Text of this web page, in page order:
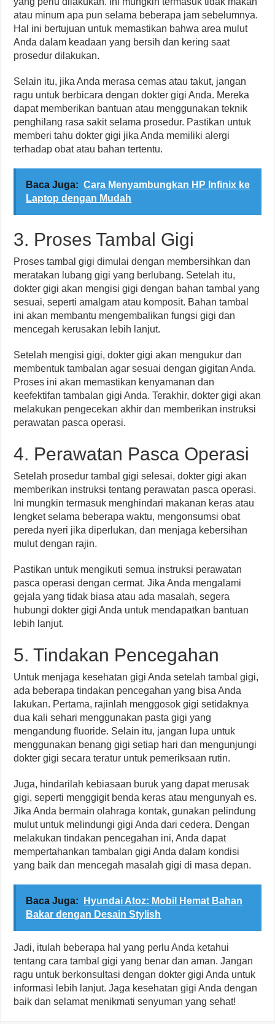
atau minum apa pun selama beberapa jam sebelumnya.
Hal ini bertujuan untuk memastikan bahwa area mulut
Anda dalam keadaan yang bersih dan kering saat
prosedur dilakukan.
Selain itu, jika Anda merasa cemas atau takut, jangan
ragu untuk berbicara dengan dokter gigi Anda. Mereka
dapat memberikan bantuan atau menggunakan teknik
penghilang rasa sakit selama prosedur. Pastikan untuk
memberi tahu dokter gigi jika Anda memiliki alergi
terhadap obat atau bahan tertentu.
Baca Juga: Cara Menyambungkan HP Infinix ke
Laptop dengan Mudah
3. Proses Tambal Gigi
Proses tambal gigi dimulai dengan membersihkan dan
meratakan lubang gigi yang berlubang. Setelah itu,
dokter gigi akan mengisi gigi dengan bahan tambal yang
sesuai, seperti amalgam atau komposit. Bahan tambal
ini akan membantu mengembalikan fungsi gigi dan
mencegah kerusakan lebih lanjut.
Setelah mengisi gigi, dokter gigi akan mengukur dan
membentuk tambalan agar sesuai dengan gigitan Anda.
Proses ini akan memastikan kenyamanan dan
keefektifan tambalan gigi Anda. Terakhir, dokter gigi akan
melakukan pengecekan akhir dan memberikan instruksi
perawatan pasca operasi.
4. Perawatan Pasca Operasi
Setelah prosedur tambal gigi selesai, dokter gigi akan
memberikan instruksi tentang perawatan pasca operasi.
Ini mungkin termasuk menghindari makanan keras atau
lengket selama beberapa waktu, mengonsumsi obat
pereda nyeri jika diperlukan, dan menjaga kebersihan
mulut dengan rajin.
Pastikan untuk mengikuti semua instruksi perawatan
pasca operasi dengan cermat. Jika Anda mengalami
gejala yang tidak biasa atau ada masalah, segera
hubungi dokter gigi Anda untuk mendapatkan bantuan
lebih lanjut.
5. Tindakan Pencegahan
Untuk menjaga kesehatan gigi Anda setelah tambal gigi,
ada beberapa tindakan pencegahan yang bisa Anda
lakukan. Pertama, rajinlah menggosok gigi setidaknya
dua kali sehari menggunakan pasta gigi yang
mengandung fluoride. Selain itu, jangan lupa untuk
menggunakan benang gigi setiap hari dan mengunjungi
dokter gigi secara teratur untuk pemeriksaan rutin.
Juga, hindarilah kebiasaan buruk yang dapat merusak
gigi, seperti menggigit benda keras atau mengunyah es.
Jika Anda bermain olahraga kontak, gunakan pelindung
mulut untuk melindungi gigi Anda dari cedera. Dengan
melakukan tindakan pencegahan ini, Anda dapat
mempertahankan tambalan gigi Anda dalam kondisi
yang baik dan mencegah masalah gigi di masa depan.
Baca Juga:
Hyundai Atoz: Mobil Hemat Bahan
Bakar dengan Desain Stylish
Jadi, itulah beberapa hal yang perlu Anda ketahui
tentang cara tambal gigi yang benar dan aman. Jangan
ragu untuk berkonsultasi dengan dokter gigi Anda untuk
informasi lebih lanjut. Jaga kesehatan gigi Anda dengan
baik dan selamat menikmati senyuman yang sehat!